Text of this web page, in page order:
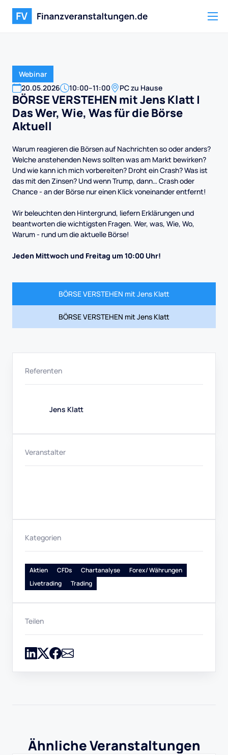
Webinar
20.05.2026 10:00–11:00 PC zu Hause
BÖRSE VERSTEHEN mit Jens Klatt |
Das Wer, Wie, Was für die Börse
Aktuell
Warum reagieren die Börsen auf Nachrichten so oder anders?
Welche anstehenden News sollten was am Markt bewirken?
Und wie kann ich mich vorbereiten? Droht ein Crash? Was ist
das mit den Zinsen? Und wenn Trump, dann… Crash oder
Chance - an der Börse nur einen Klick voneinander entfernt!
Wir beleuchten den Hintergrund, liefern Erklärungen und
beantworten die wichtigsten Fragen. Wer, was, Wie, Wo,
Warum - rund um die aktuelle Börse!
Jeden Mittwoch und Freitag um 10:00 Uhr!
BÖRSE VERSTEHEN mit Jens Klatt
BÖRSE VERSTEHEN mit Jens Klatt
Referenten
Jens Klatt
Veranstalter
Kategorien
Aktien CFDs Chartanalyse
Forex/ Währungen
Livetrading
Trading
Teilen
Ähnliche Veranstaltungen